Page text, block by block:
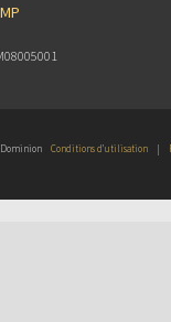
Dominion Conditions d’utilisation |